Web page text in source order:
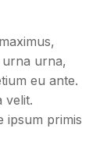
urna urna,
eu ante.
velit.
ipsum primis